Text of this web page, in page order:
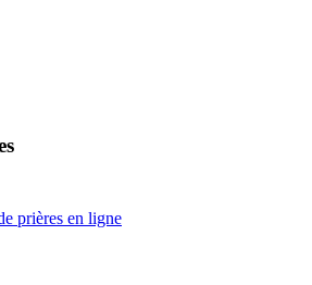
prières en ligne